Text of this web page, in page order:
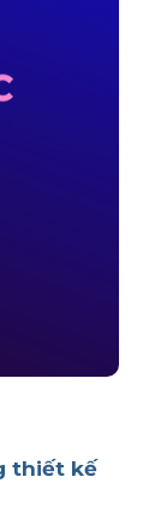
thiết kế